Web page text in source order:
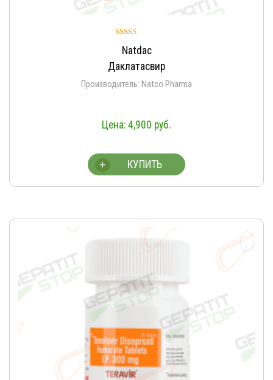
Оценка
4.93
из 5
Natdac
Даклатасвир
Производитель: Natco Pharma
4,900 руб.
КУПИТЬ
+